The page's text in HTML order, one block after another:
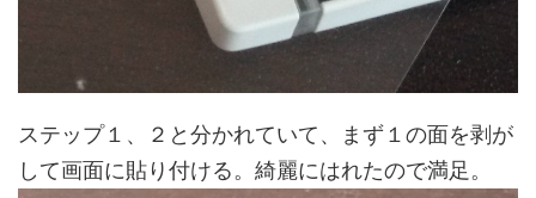
ステップ１、２と分かれていて、まず１の面を剥が
して画面に貼り付ける。綺麗にはれたので満足。